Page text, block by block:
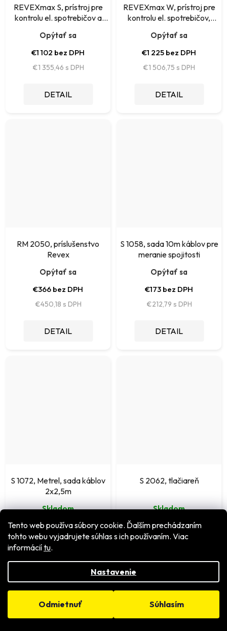
Tento web používa súbory cookie. Ďalším prechádzaním
tohto webu vyjadrujete súhlas s ich používaním. Viac
informáciítu.
Nastavenie
Odmietnuť Súhlasím
REVEXmax S, prístroj pre
kontrolu el. spotrebičov a
Opýtať sa
€1 102 bez DPH
€1 355,46
DETAIL
REVEXmax W, prístroj pre
kontrolu el. spotrebičov,
Opýtať sa
€1 225 bez DPH
€1 506,75
DETAIL
RM 2050, príslušenstvo
Revex
Opýtať sa
€366 bez DPH
€450,18
DETAIL
S 1058, sada 10m káblov pre
meranie spojitosti
Opýtať sa
€173 bez DPH
€212,79
DETAIL
S 1072, Metrel, sada káblov
2x2,5m
Skladom
€135 bez DPH
€166,05
S 2062, tlačiareň
Skladom
€790 bez DPH
€971,70